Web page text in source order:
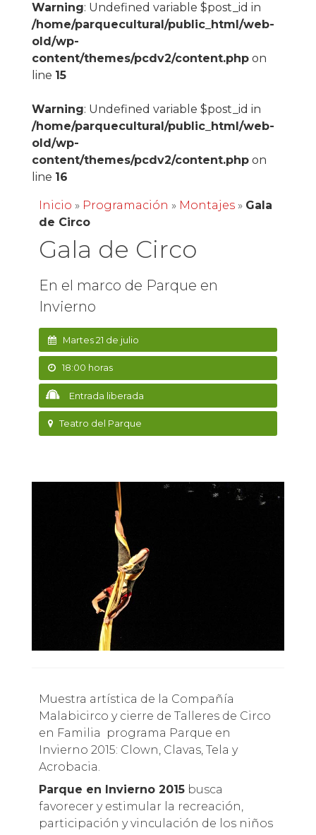
Warning: Undefined variable $post_id in
/home/parquecultural/public_html/web-
old/wp-
content/themes/pcdv2/content.phpon
line 15
Warning: Undefined variable $post_id in
/home/parquecultural/public_html/web-
old/wp-
content/themes/pcdv2/content.phpon
line 16
Inicio » Programación » Montajes» Gala
de Circo
Gala de Circo
En el marco de Parque en
Invierno
Martes 21 de julio
18:00 horas
Entrada liberada
Teatro del Parque
Muestra artística de la Compañía
Malabicirco y cierre de Talleres de Circo
en Familia programa Parque en
Invierno 2015: Clown, Clavas, Tela y
Acrobacia.
Parque en Invierno 2015busca
favorecer y estimular la recreación,
participación y vinculación de los niños